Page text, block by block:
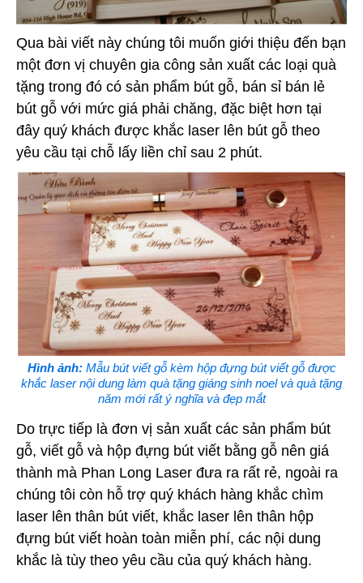
Qua bài viết này chúng tôi muốn giới thiệu đến bạn
một đơn vị chuyên gia công sản xuất các loại quà
tặng trong đó có sản phẩm bút gỗ, bán sỉ bán lẻ
bút gỗ với mức giá phải chăng, đặc biệt hơn tại
đây quý khách được khắc laser lên bút gỗ theo
yêu cầu tại chỗ lấy liền chỉ sau 2 phút.
Hình ảnh:Mẫu bút viết gỗ kèm hộp đựng bút viết gỗ được
khắc laser nội dung làm quà tặng giáng sinh noel và quà tặng
năm mới rất ý nghĩa và đẹp mắt
Do trực tiếp là đơn vị sản xuất các sản phẩm bút
gỗ, viết gỗ và hộp đựng bút viết bằng gỗ nên giá
thành mà Phan Long Laser đưa ra rất rẻ, ngoài ra
chúng tôi còn hỗ trợ quý khách hàng khắc chìm
laser lên thân bút viết, khắc laser lên thân hộp
đựng bút viết hoàn toàn miễn phí, các nội dung
khắc là tùy theo yêu cầu của quý khách hàng.